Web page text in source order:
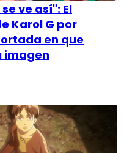
ve así": El
Karol G por
en que
imagen